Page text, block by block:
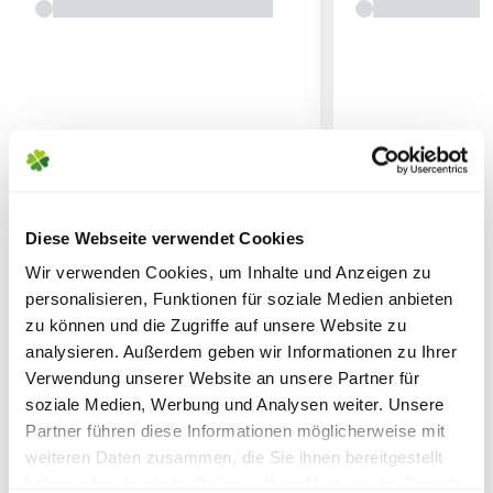
Diese Webseite verwendet Cookies
Wir verwenden Cookies, um Inhalte und Anzeigen zu
personalisieren, Funktionen für soziale Medien anbieten
zu können und die Zugriffe auf unsere Website zu
analysieren. Außerdem geben wir Informationen zu Ihrer
Verwendung unserer Website an unsere Partner für
soziale Medien, Werbung und Analysen weiter. Unsere
Partner führen diese Informationen möglicherweise mit
weiteren Daten zusammen, die Sie ihnen bereitgestellt
mit klarem Wasser zu spülen.
Organischer NPK-Dünger flüssig 4,5-0,5-5, unter
4,5 % N Gesamtstickstoff
0,5 % P2O5 Gesamtphosphat
5 % K2O Gesamtkaliumoxid
Ausgangsstoffe : 90% pflanzliche Stoffe aus
der Lebens-, Genuss- oder
Futtermittelherstellung.
FOLGENDE VERSANDKOSTEN
KÖNNEN ENTSTEHEN
PAKETVERSAND
6,95€für Standardpakete (z.B.Dünger oder
Zubehör)
7,95€für größere Pakete (z.B. Pflanzen oder
Erde)
ÄHNLICHE ARTIKEL